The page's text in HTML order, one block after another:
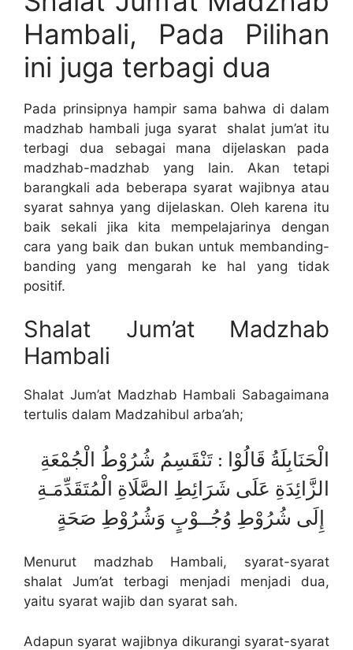
Hambali, Pada Pilihan
ini juga terbagi dua
Pada prinsipnya hampir sama bahwa di dalam
madzhab hambali juga syarat shalat jum’at itu
terbagi dua sebagai mana dijelaskan pada
madzhab-madzhab yang lain. Akan tetapi
barangkali ada beberapa syarat wajibnya atau
syarat sahnya yang dijelaskan. Oleh karena itu
baik sekali jika kita mempelajarinya dengan
cara yang baik dan bukan untuk membanding-
banding yang mengarah ke hal yang tidak
positif.
Shalat Jum’at Madzhab
Hambali
Shalat Jum’at Madzhab Hambali Sabagaimana
tertulis dalam Madzahibul arba’ah;
الْحَنَابِلَةُ قَالُوْا : تَنْقَسِمُ شُرُوْطُ الْجُمْعَةِ
الزَّائِدَةِ عَلَى شَرَائِطِ الصَّلَاةِ الْمُتَقَدِّمَـةِ
Menurut madzhab Hambali, syarat-syarat
shalat Jum’at terbagi menjadi menjadi dua,
yaitu syarat wajib dan syarat sah.
Adapun syarat wajibnya dikurangi syarat-syarat